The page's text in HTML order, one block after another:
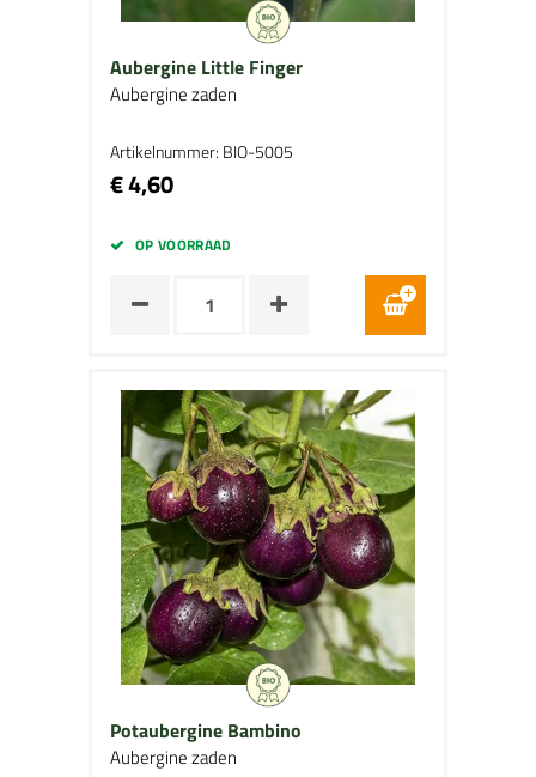
Aubergine Little Finger
Aubergine zaden
Artikelnummer: BIO-5005
€ 4,60
OP VOORRAAD
Potaubergine Bambino
Aubergine zaden